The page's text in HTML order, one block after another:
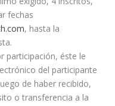
fechas
, hasta la
participación, éste le
del participante
de haber recibido,
o transferencia a la